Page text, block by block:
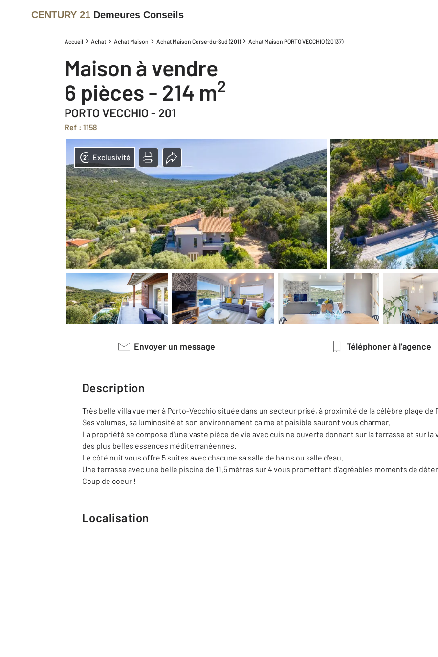
CENTURY 21 Demeures Conseils
Accueil Achat Achat Maison Achat Maison Corse-du-Sud (201) Achat Maison PORTO VECCHIO (20137)
Maison à vendre
6 pièces - 214 m2
PORTO VECCHIO - 201
Ref : 1158
Exclusivité
Envoyer un message Téléphoner à l'agence
Description
Très belle villa vue mer à Porto-Vecchio située dans un secteur prisé, à proximité de la célèbre plage de
Ses volumes, sa luminosité et son environnement calme et paisible sauront vous charmer.
La propriété se compose d'une vaste pièce de vie avec cuisine ouverte donnant sur la terrasse et sur
des plus belles essences méditerranéennes.
Le côté nuit vous offre 5 suites avec chacune sa salle de bains ou salle d'eau.
Une terrasse avec une belle piscine de 11.5 mètres sur 4 vous promettent d'agréables moments de
Coup de coeur !
Localisation